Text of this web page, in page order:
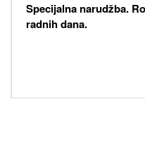
Specijalna narudžba.
radnih dana.